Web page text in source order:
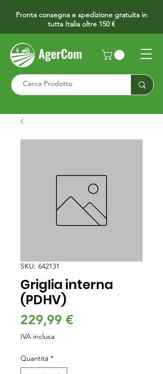
Pronta consegna e spedizione gratuita in
tutta Italia oltre 150 €
SKU: 642131
Griglia interna
(PDHV)
229,99 €Prezzo
IVA inclusa
Quantità *